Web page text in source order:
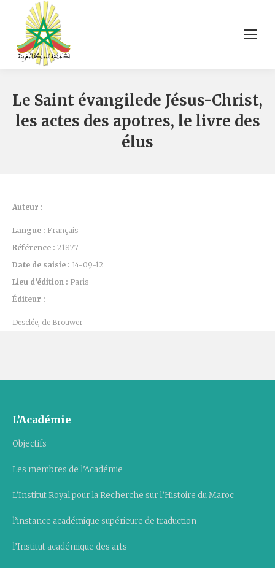
Le Saint évangilede Jésus-Christ,
les actes des apotres, le livre des
élus
Auteur :
Langue : Français
Référence : 21877
Date de saisie : 14-09-12
Lieu d’édition : Paris
Éditeur :
Desclée, de Brouwer
L’Académie
Objectifs
Les membres de l’Académie
L’Institut Royal pour la Recherche sur l’Histoire du Maroc
l’instance académique supérieure de traduction
l’Institut académique des arts